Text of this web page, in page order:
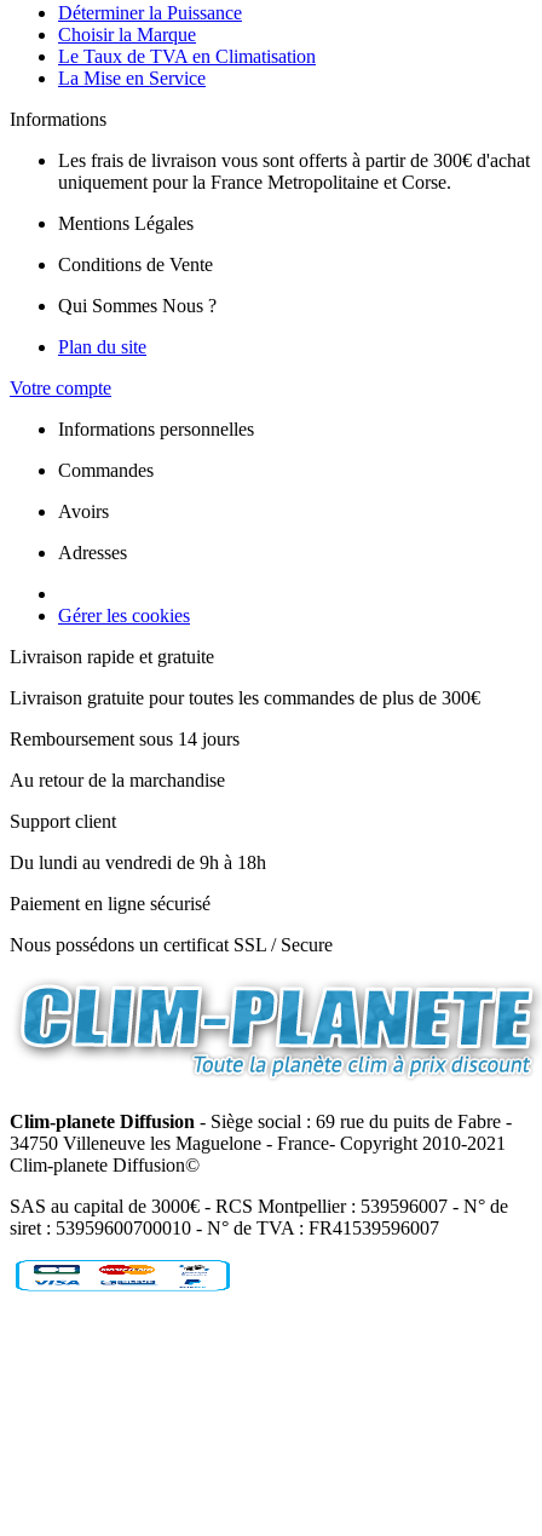
Déterminer la Puissance
Choisir la Marque
Le Taux de TVA en Climatisation
La Mise en Service
Informations
Les frais de livraison vous sont offerts à partir de 300€ d'achat
uniquement pour la France Metropolitaine et Corse.
Mentions Légales
Conditions de Vente
Qui Sommes Nous ?
Plan du site
Votre compte
Informations personnelles
Commandes
Avoirs
Adresses
Gérer les cookies
Livraison rapide et gratuite
Livraison gratuite pour toutes les commandes de plus de 300€
Remboursement sous 14 jours
Au retour de la marchandise
Support client
Du lundi au vendredi de 9h à 18h
Paiement en ligne sécurisé
Nous possédons un certificat SSL / Secure
Clim-planete Diffusion - Siège social : 69 rue du puits de Fabre -
34750 Villeneuve les Maguelone - France- Copyright 2010-2021
Clim-planete Diffusion©
SAS au capital de 3000€ - RCS Montpellier : 539596007 - N° de
siret : 53959600700010 - N° de TVA : FR41539596007